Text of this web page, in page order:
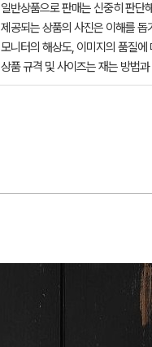
일반상품으로 판매는 신중히 판단
제공되는 상품의 사진은 이해를
모니터의 해상도, 이미지의 품질
상품 규격 및 사이즈는 재는 방법